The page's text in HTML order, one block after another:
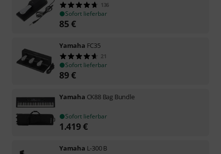
136
Sofort lieferbar
85€
Yamaha FC35
21
Sofort lieferbar
89€
Yamaha CK88 Bag Bundle
Sofort lieferbar
1.419€
Yamaha L-300 B